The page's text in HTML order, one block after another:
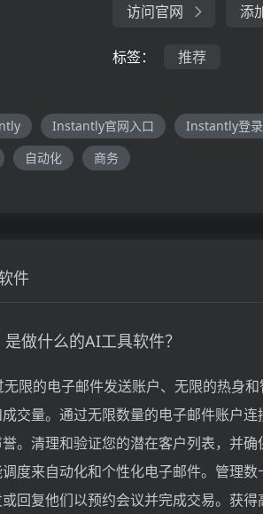
访问官网 添
标签： 推荐
Instantly官网入口 Instantly登
自动化 商务
件
做什么的AI工具软件？
限的电子邮件发送账户、无限的热身
交量。通过无限数量的电子邮件账户
。清理和验证您的潜在客户列表，并
度来自动化和个性化电子邮件。管理
回复他们以预约会议并完成交易。获